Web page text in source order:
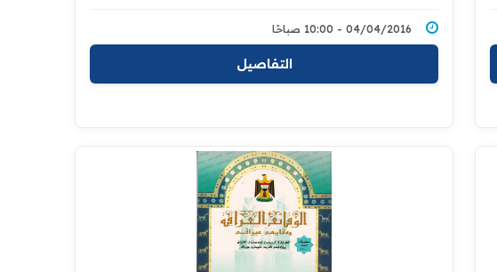
04/04/2016 - 10:00 صباحًا
التفاصيل